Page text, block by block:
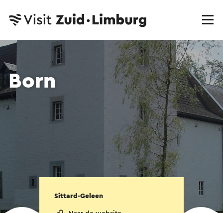
Born
Sittard-Geleen